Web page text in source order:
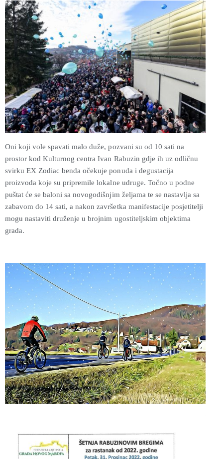
Oni koji vole spavati malo duže, pozvani su od 10 sati na
prostor kod Kulturnog centra Ivan Rabuzin gdje ih uz odličnu
svirku EX Zodiac benda očekuje ponuda i degustacija
proizvoda koje su pripremile lokalne udruge. Točno u podne
puštat će se baloni sa novogodišnjim željama te se nastavlja sa
zabavom do 14 sati, a nakon završetka manifestacije posjetitelji
mogu nastaviti druženje u brojnim ugostiteljskim objektima
grada.